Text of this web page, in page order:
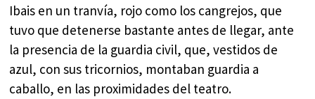
Ibais en un tranvía, rojo como los cangrejos, que
tuvo que detenerse bastante antes de llegar, ante
la presencia de la guardia civil, que, vestidos de
azul, con sus tricornios, montaban guardia a
caballo, en las proximidades del teatro.